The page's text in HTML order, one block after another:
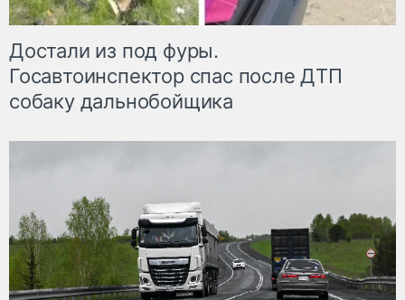
Достали из под фуры.
Госавтоинспектор спас после ДТП
собаку дальнобойщика